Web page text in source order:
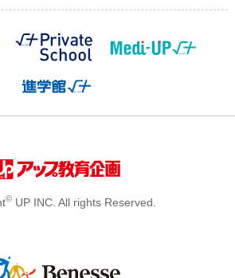
© UP INC. All rights Reserved.